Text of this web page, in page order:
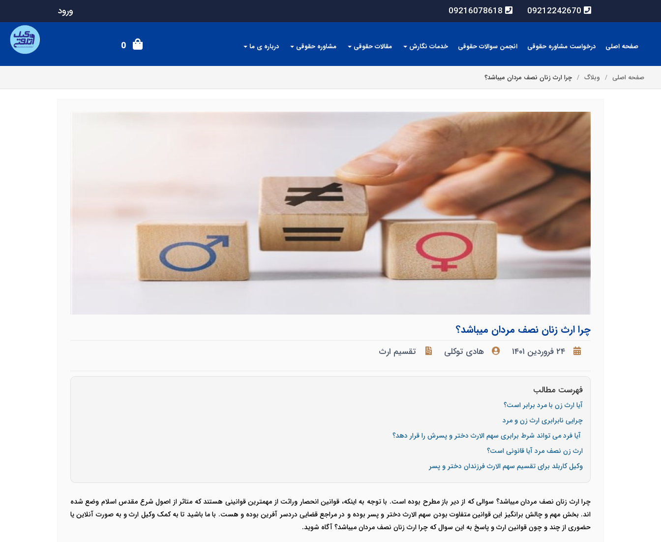
09212242670
09216078618 ورود
صفحه اصلی درخواست مشاوره حقوقی انجمن سوالات حقوقی خدمات نگارش مقالات حقوقی مشاوره حقوقی درباره ی ما 0
صفحه اصلی وبلاگ چرا ارث زنان نصف مردان میباشد؟
چرا ارث زنان نصف مردان میباشد؟
۲۴ فروردین ۱۴۰۱ هادی توکلی تقسیم ارث
فهرست مطالب
آیا ارث زن با مرد برابر است؟
چرایی نابرابری ارث زن و مرد
آیا فرد می تواند شرط برابری سهم الارث دختر و پسرش را قرار دهد؟
ارث زن نصف مرد آیا قانونی است؟
وکیل کاربلد برای تقسیم سهم الارث فرزندان دختر و پسر
چرا ارث زنان نصف مردان میباشد؟ سوالی که از دیر باز مطرح بوده است. با توجه به اینکه، قوانین انحصار وراثت از مهمترین قوانینی هستند که متاثر از اصول شرع مقدس اسلام وضع شده
اند. بخش مهم و چالش برانگیز این قوانین متفاوت بودن سهم الارث دختر و پسر بوده و در مراجع قضایی دردسر آفرین بوده و هست. با ما باشید تا به کمک وکیل ارث و به صورت آنلاین یا
حضوری از چند و چون قوانین ارث و پاسخ به این سوال که چرا ارث زنان نصف مردان میباشد؟ آگاه شوید.